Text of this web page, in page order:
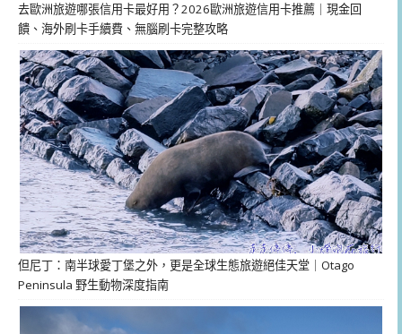
去歐洲旅遊哪張信用卡最好用？2026歐洲旅遊信用卡推薦｜現金回
饋、海外刷卡手續費、無腦刷卡完整攻略
但尼丁：南半球愛丁堡之外，更是全球生態旅遊絕佳天堂｜Otago
Peninsula 野生動物深度指南